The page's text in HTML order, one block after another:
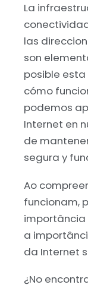
La
las
son
posible
cómo
podemos
Internet en
de
segura y
Ao
funcionam,
importância
a
da Internet
¿No